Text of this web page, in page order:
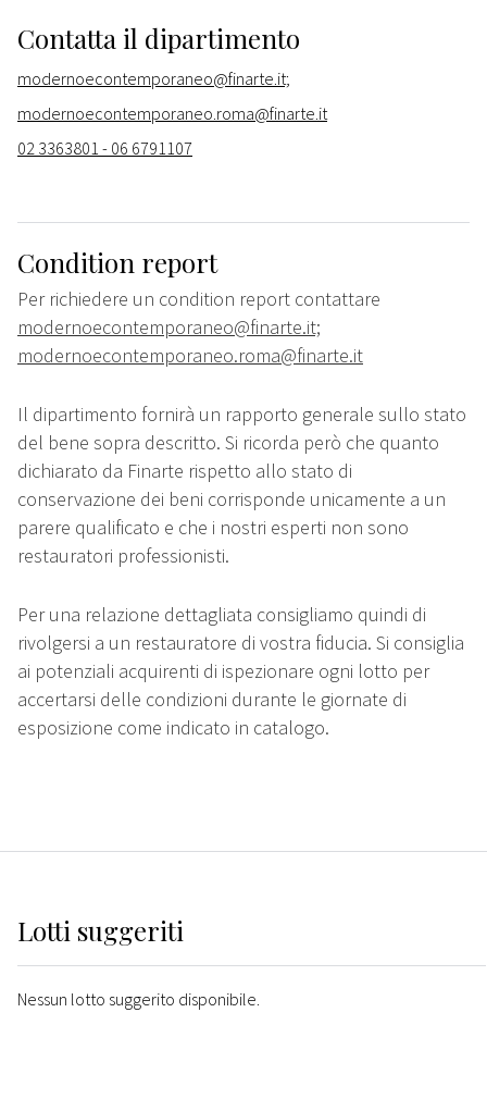
Contatta il dipartimento
modernoecontemporaneo@finarte.it;
modernoecontemporaneo.roma@finarte.it
02 3363801 - 06 6791107
Condition report
Per richiedere un condition report contattare
modernoecontemporaneo@finarte.it;
modernoecontemporaneo.roma@finarte.it
Il dipartimento fornirà un rapporto generale sullo stato
del bene sopra descritto. Si ricorda però che quanto
dichiarato da Finarte rispetto allo stato di
conservazione dei beni corrisponde unicamente a un
parere qualificato e che i nostri esperti non sono
restauratori professionisti.
Per una relazione dettagliata consigliamo quindi di
rivolgersi a un restauratore di vostra fiducia. Si consiglia
ai potenziali acquirenti di ispezionare ogni lotto per
accertarsi delle condizioni durante le giornate di
esposizione come indicato in catalogo.
Lotti suggeriti
Nessun lotto suggerito disponibile.